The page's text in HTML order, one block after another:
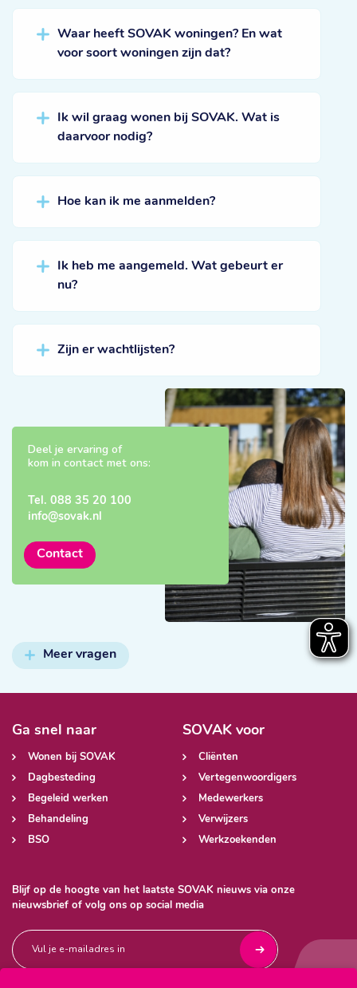
Waar heeft SOVAK woningen? En wat
voor soort woningen zijn dat?
Ik wil graag wonen bij SOVAK. Wat is
daarvoor nodig?
Hoe kan ik me aanmelden?
Ik heb me aangemeld. Wat gebeurt er
nu?
Zijn er wachtlijsten?
Deel je ervaring of
kom in contact met ons:
Tel. 088 35 20 100
info@sovak.nl
Contact
Meer vragen
Blijf op de hoogte van het laatste SOVAK nieuws via onze
nieuwsbrief of volg ons op social media
Ga snel naar
Wonen bij SOVAK
Dagbesteding
Begeleid werken
Behandeling
BSO
SOVAK voor
Cliënten
Vertegenwoordigers
Medewerkers
Verwijzers
Werkzoekenden